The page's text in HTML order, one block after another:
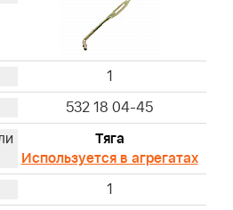
1
532 18 04-45
Тяга
Используется в агрегатах
1